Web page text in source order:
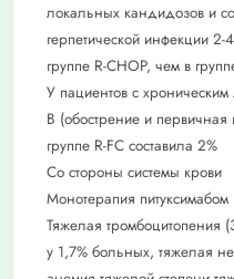
локальных кандидозов и
герпетической инфекции
группе R-CHOP, чем в
У пациентов с хроническим
В (обострение и первичная
группе R-FC составила 2%
Со стороны системы крови
Монотерапия
Тяжелая тромбоцитопения
у 1,7% больных, тяжелая